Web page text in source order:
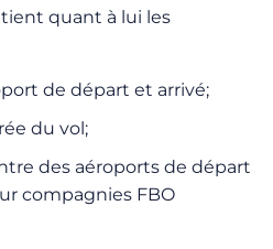
quant à lui les
de départ et arrivé;
du vol;
des aéroports de départ
compagnies FBO